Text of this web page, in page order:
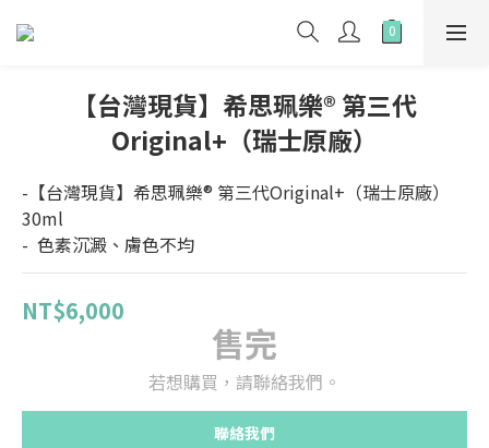
【台灣現貨】希思珮樂® 第三代
Original+（瑞士原廠）
-【台灣現貨】希思珮樂® 第三代Original+（瑞士原廠）
30ml
-  色素沉澱、膚色不均
NT$6,000
售完
若想購買，請聯絡我們。
聯絡我們